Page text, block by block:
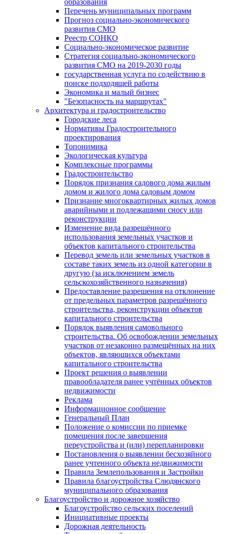
образования
Перечень муниципальных программ
Прогноз социально-экономического
развития СМО
Реестр СОНКО
Социально-экономическое развитие
Стратегия социально-экономического
развития СМО на 2019-2030 годы
государственная услуга по содействию в
поиске подходящей работы
Экономика и малый бизнес
"Безопасность на маршрутах"
Архитектура и градостроительство
Городские леса
Нормативы Градостроительного
проектирования
Топонимика
Экологическая культура
Комплексные программы
Градостроительство
Порядок признания садового дома жилым
домом и жилого дома садовым домом
Признание многоквартирных жилых домов
аварийными и подлежащими сносу или
реконструкции
Изменение вида разрешённого
использования земельных участков и
объектов капитального строительства
Перевод земель или земельных участков в
составе таких земель из одной категории в
другую (за исключением земель
сельскохозяйственного назначения)
Предоставление разрешения на отклонение
от предельных параметров разрешённого
строительства, реконструкции объектов
капитального строительства
Порядок выявления самовольного
строительства. Об освобождении земельных
участков от незаконно размещённых на них
объектов, являющихся объектами
капитального строительства
Проект решения о выявлении
правообладателя ранее учтённых объектов
недвижимости
Реклама
Информационное сообщение
Генеральный План
Положение о комиссии по приемке
помещения после завершения
переустройства и (или) перепланировки
Постановления о выявлении бесхозяйного
ранее учтенного объекта недвижимости
Правила Землепользования и Застройки
Правила благоустройства Слюдянского
муниципального образования
Благоустройство и дорожное хозяйство
Благоустройство сельских поселений
Инициативные проекты
Дорожная деятельность